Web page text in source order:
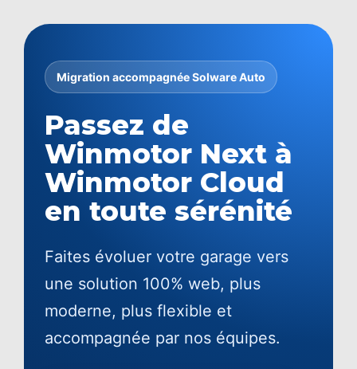
Migration accompagnée Solware Auto
Passez de
Winmotor Next à
Winmotor Cloud
en toute sérénité
Faites évoluer votre garage vers
une solution 100% web, plus
moderne, plus flexible et
accompagnée par nos équipes.